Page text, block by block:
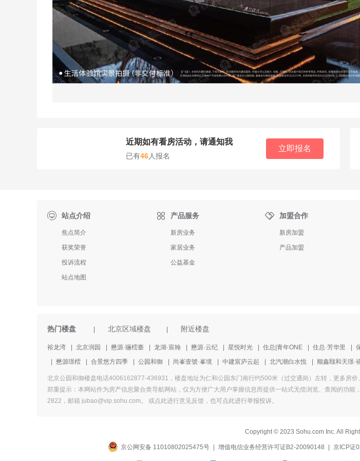
近期如有看房活动，请通知我
已有46人报名
立即报名
站点介绍
焦点简介
获奖荣誉
投诉流程
站点地图
 产品服务
新房业务
家居业务
公益基金
 加盟合作
新房加盟
产品加盟
热门楼盘 北京区域楼盘 附近楼盘
裕龙湾 北京润园 懋源·骊橒臺 龙湖·宸翰 懋源·云纪 星悦时光 住总|青年ONE 住总·芳华里
懋源璟橒 合景悠方四季 公园和御 尚峯壹號·峯境 中建宸庐云起 北汽潮白水悦 顺鑫颐和天璟·
北京公园和御楼盘电话4006162877-436931，楼盘地址为仁和公园东门南行约500米（过交通岗）左转，更多房
郑重提示：本网站作为房产信息聚合类导航网站，仅为方便广大用户掌握信息而提供一站式无偿浏览、查阅的功
2822，邮箱 jubao@vip.sohu.com。 或点此进行意见反馈， 也可点此进行举报投诉。
Copyright©2023 Sohu.com Inc. All
京公网安备 11010802025475号 增值电信业务经营许可证B2-20090148 京ICP证